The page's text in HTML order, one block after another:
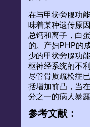
在与甲状旁腺功
味着某种遗传原
总钙和离子，白
的。产妇PHP的
少的甲状旁腺功
枢神经系统的不
尽管骨质疏松症
括增加前凸，当
分之一的病人暴
参考文献：